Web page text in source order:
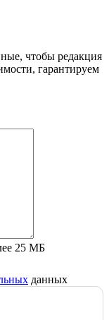
чтобы редакция
гарантируем
25 МБ
данных